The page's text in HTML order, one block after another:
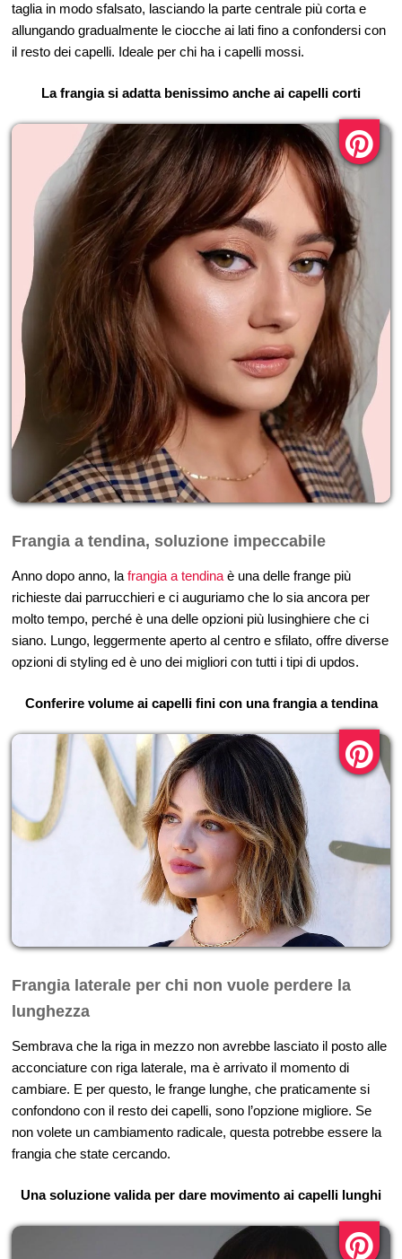
taglia in modo sfalsato, lasciando la parte centrale più corta e
allungando gradualmente le ciocche ai lati fino a confondersi con
il resto dei capelli. Ideale per chi ha i capelli mossi.
La frangia si adatta benissimo anche ai capelli corti
Frangia a tendina, soluzione impeccabile
Anno dopo anno, la frangia a tendina è una delle frange più
richieste dai parrucchieri e ci auguriamo che lo sia ancora per
molto tempo, perché è una delle opzioni più lusinghiere che ci
siano. Lungo, leggermente aperto al centro e sfilato, offre diverse
opzioni di styling ed è uno dei migliori con tutti i tipi di updos.
Conferire volume ai capelli fini con una frangia a tendina
Frangia laterale per chi non vuole perdere la
lunghezza
Sembrava che la riga in mezzo non avrebbe lasciato il posto alle
acconciature con riga laterale, ma è arrivato il momento di
cambiare. E per questo, le frange lunghe, che praticamente si
confondono con il resto dei capelli, sono l’opzione migliore. Se
non volete un cambiamento radicale, questa potrebbe essere la
frangia che state cercando.
Una soluzione valida per dare movimento ai capelli lunghi